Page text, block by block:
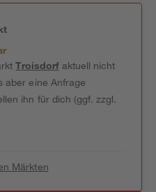
Troisdorfaktuell nicht
aber eine Anfrage
ihn für dich (ggf. zzgl.
Märkten